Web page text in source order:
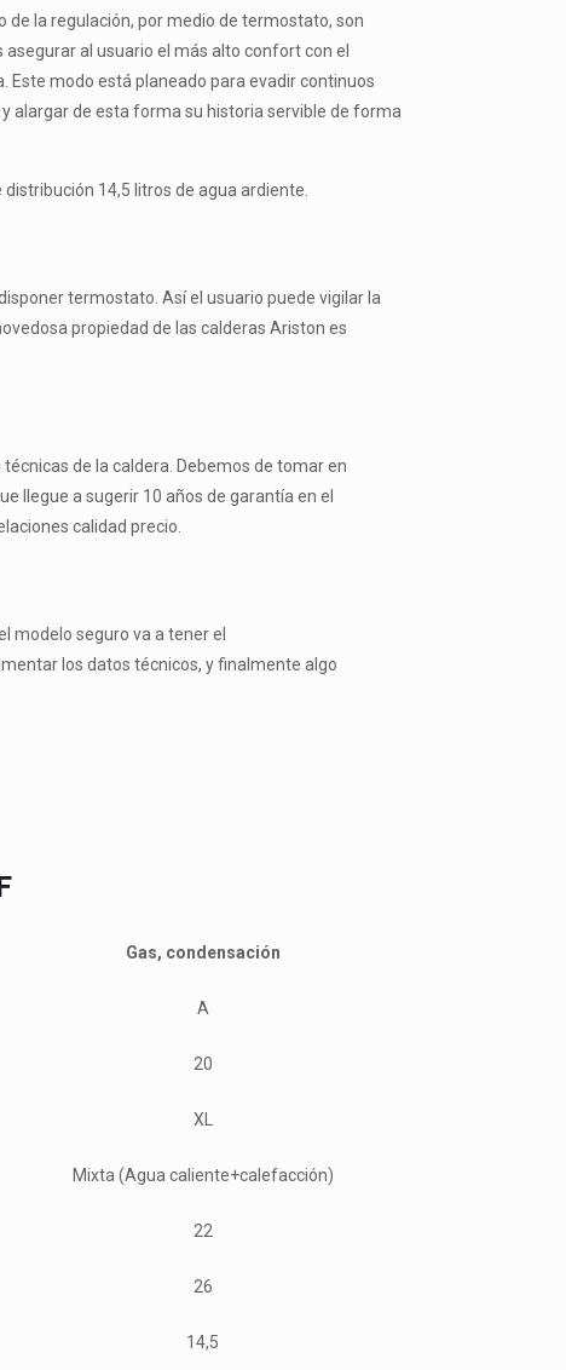
de la regulación, por medio de termostato, son
al usuario el más alto confort con el
modo está planeado para evadir continuos
alargar de esta forma su historia servible de forma
14,5 litros de agua ardiente.
termostato. Así el usuario puede vigilar la
propiedad de las calderas Ariston es
de la caldera. Debemos de tomar en
llegue a sugerir 10 años de garantía en el
calidad precio.
modelo seguro va a tener el
los datos técnicos, y finalmente algo
Gas, condensación
A
20
XL
Mixta (Agua caliente+calefacción)
22
26
14,5